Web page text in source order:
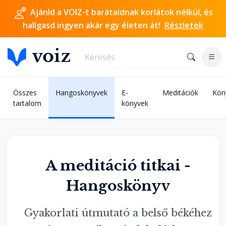
Ajánld a VOIZ-t barátaidnak korlátok nélkül, és
hallgasd ingyen akár egy életen át! Részletek
Összes
tartalom
Hangoskönyvek
E-
könyvek
Meditációk
A meditáció titkai -
Hangoskönyv
Gyakorlati útmutató a belső békéhez